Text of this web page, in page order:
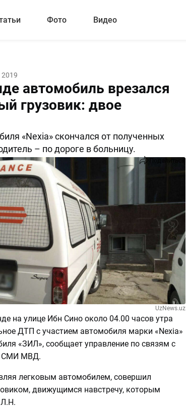
Фото Видео
автомобиль врезался
грузовик: двое
«Nexia» скончался от полученных
– по дороге в больницу.
Поделиться
UzNews.uz
на улице Ибн Сино около 04.00 часов утра
ДТП с участием автомобиля марки «Nexia»
«ЗИЛ», сообщает управление по связям с
СМИ МВД.
легковым автомобилем, совершил
движущимся навстречу, которым
Л.Н.